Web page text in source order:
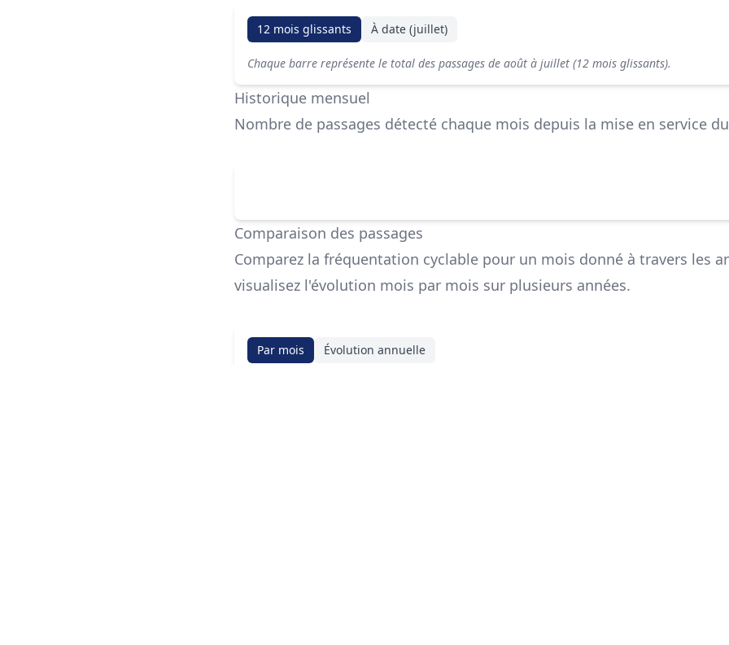
12 mois glissants À date (juillet)
Chaque barre représente le total des passages de août à juillet (12 mois glissants).
Historique mensuel
Nombre de passages détecté chaque mois depuis la mise en service
Comparaison des passages
Comparez la fréquentation cyclable pour un mois donné à travers les
visualisez l'évolution mois par mois sur plusieurs années.
Par mois Évolution annuelle